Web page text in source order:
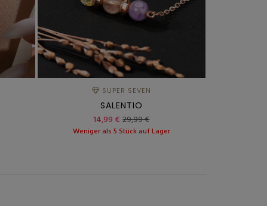
SUPER SEVEN
SALENTIO
14,99 € 29,99 €
Weniger als 5 Stück auf Lager